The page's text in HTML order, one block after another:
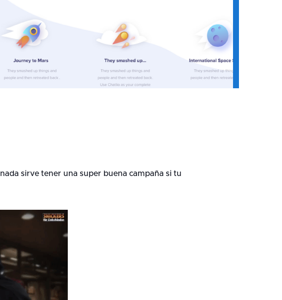
sirve tener una super buena campaña si tu